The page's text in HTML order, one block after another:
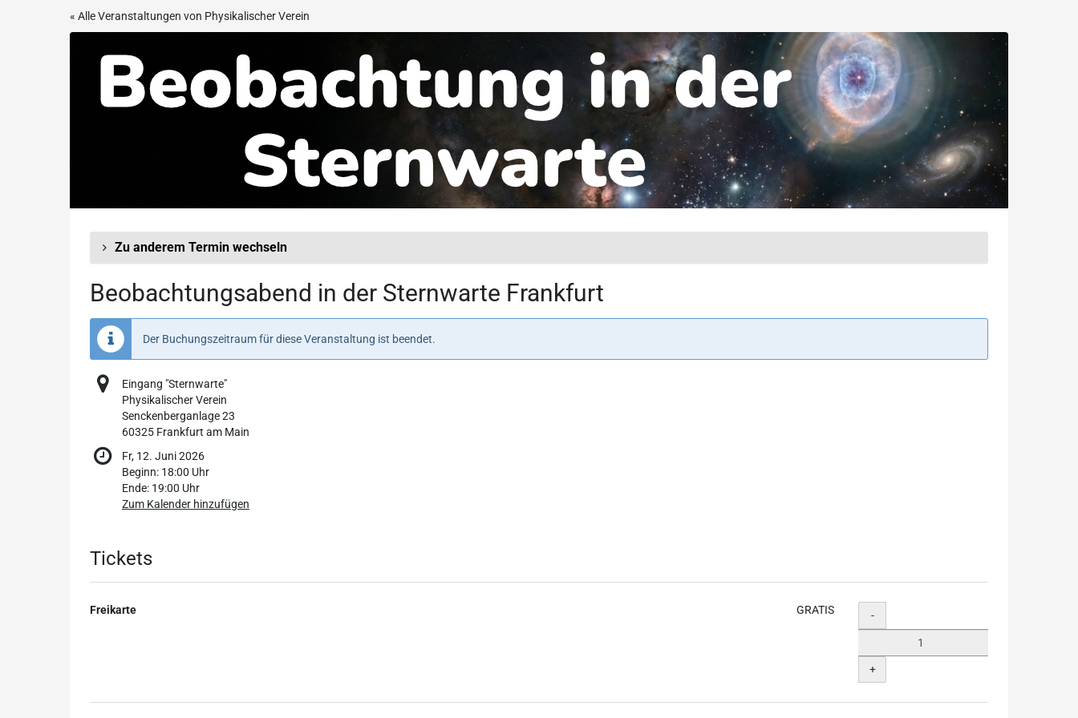
« Alle Veranstaltungen von Physikalischer Verein
Beobachtungsabend
der
Zu anderem Termin wechseln
Beobachtungsabend in der Sternwarte Frankfurt
Der Buchungszeitraum für diese Veranstaltung ist beendet.
Eingang "Sternwarte"
Physikalischer Verein
Senckenberganlage 23
60325 Frankfurt am Main
Fr, 12. Juni 2026
Beginn: 18:00 Uhr
Ende: 19:00 Uhr
Zum Kalender hinzufügen
Produkte
Tickets
Freikarte GRATIS Menge
-
+